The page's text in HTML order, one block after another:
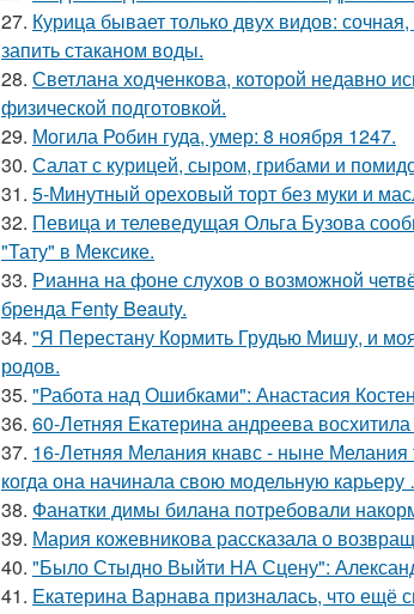
27. Курица бывает только двух видов:
запить стаканом воды.
28. Светлана ходченкова, которой недавно
физической подготовкой.
29. Могила Робин гуда, умер: 8 ноября 1247.
30. Салат с курицей, сыром, грибами и
31. 5-Минутный ореховый торт без муки и
32. Певица и телеведущая Ольга Бузова
"Тату" в Мексике.
33. Рианна на фоне слухов о возможной
бренда Fenty Beauty.
34. "Я Перестану Кормить Грудью Мишу, и
родов.
35. "Работа над Ошибками": Анастасия
36. 60-Летняя Екатерина андреева
37. 16-Летняя Мелания кнавс - ныне
когда она начинала свою модельную
38. Фанатки димы билана потребовали
39. Мария кожевникова рассказала о
40. "Было Стыдно Выйти НА Сцену":
41. Екатерина Варнава призналась, что ещё